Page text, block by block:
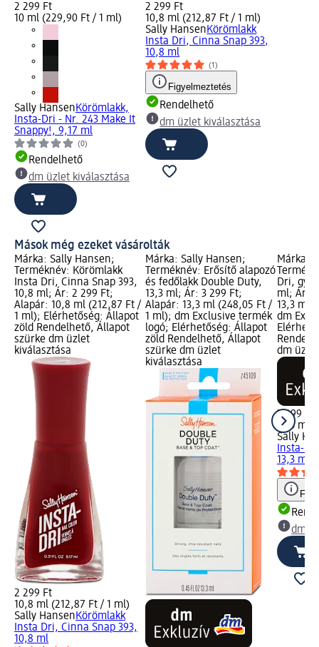
2 299 Ft
10 ml (229,90 Ft / 1 ml)
Sally HansenKörömlakk,
Insta-Dri - Nr. 243 Make It
Snappy!, 9,17 ml
(0)
Rendelhető
dm üzlet kiválasztása
2 299 Ft
10,8 ml (212,87 Ft / 1 ml)
Sally HansenKörömlakk
Insta Dri, Cinna Snap 393,
10,8 ml
(1)
Figyelmeztetés
Rendelhető
dm üzlet kiválasztása
Mások még ezeket vásárolták
Márka: Sally Hansen;
Terméknév: Körömlakk
Insta Dri, Cinna Snap 393,
10,8 ml; Ár: 2 299 Ft;
Alapár: 10,8 ml (212,87 Ft /
1 ml); Elérhetőség: Állapot
zöld Rendelhető, Állapot
szürke dm üzlet
kiválasztása
2 299 Ft
10,8 ml (212,87 Ft / 1 ml)
Sally HansenKörömlakk
Insta Dri, Cinna Snap 393,
10,8 ml
Márka: Sally Hansen;
Terméknév: Erősítő alapozó
és fedőlakk Double Duty,
13,3 ml; Ár: 3 299 Ft;
Alapár: 13,3 ml (248,05 Ft /
1 ml); dm Exclusive termék
logó; Elérhetőség: Állapot
zöld Rendelhető, Állapot
szürke dm üzlet
kiválasztása
Márka:
Dri,
ml; Ár:
13,3 ml
dm
dm
3 299 Ft
13,3 ml
Sally
Insta-
13,3 ml
dm